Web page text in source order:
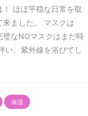
ほぼ平穏な日常を取
来ました。 マスクは
なNOマスクはまだ時
い、紫外線を浴びてし
保湿